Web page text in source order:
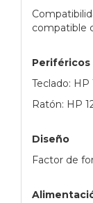
compatible
Teclado: HP
Ratón: HP
Diseño
Factor de